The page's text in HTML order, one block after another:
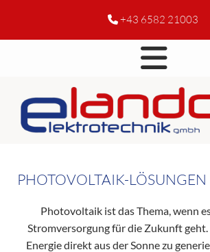
 +43 6582 21003
PHOTOVOLTAIK-
Photovoltaik ist das Thema, wenn
Stromversorgung für die Zukunft
Energie direkt aus der Sonne zu